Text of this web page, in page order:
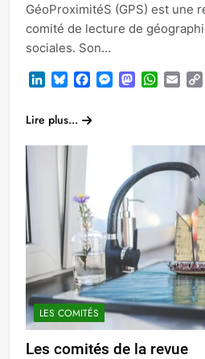
GéoProximitéS (GPS) est une
comité de lecture de
sociales. Son…
LinkedInBlueskyFacebook
Messenger
MastodonEmail
Lire plus...
LES COMITÉS
Les comités de la revue